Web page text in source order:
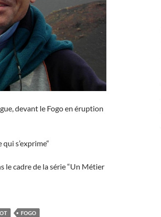
devant le Fogo en éruption
s’exprime“
le cadre de la série “Un Métier
FOGO